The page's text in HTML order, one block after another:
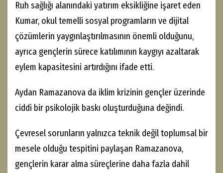
Ruh sağlığı alanındaki yatırım eksikliğine işaret eden
Kumar, okul temelli sosyal programların ve dijital
çözümlerin yaygınlaştırılmasının önemli olduğunu,
ayrıca gençlerin sürece katılımının kaygıyı azaltarak
eylem kapasitesini artırdığını ifade etti.
Aydan Ramazanova da iklim krizinin gençler üzerinde
ciddi bir psikolojik baskı oluşturduğuna değindi.
Çevresel sorunların yalnızca teknik değil toplumsal bir
mesele olduğu tespitini paylaşan Ramazanova,
gençlerin karar alma süreçlerine daha fazla dahil